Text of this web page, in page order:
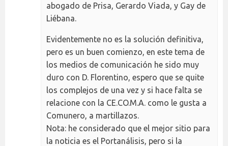
abogado de Prisa, Gerardo Viada, y Gay de
Liébana.
Evidentemente no es la solución definitiva,
pero es un buen comienzo, en este tema de
los medios de comunicación he sido muy
duro con D. Florentino, espero que se quite
los complejos de una vez y si hace falta se
relacione con la CE.CO.M.A. como le gusta a
Comunero, a martillazos.
Nota: he considerado que el mejor sitio para
la noticia es el Portanálisis, pero si la